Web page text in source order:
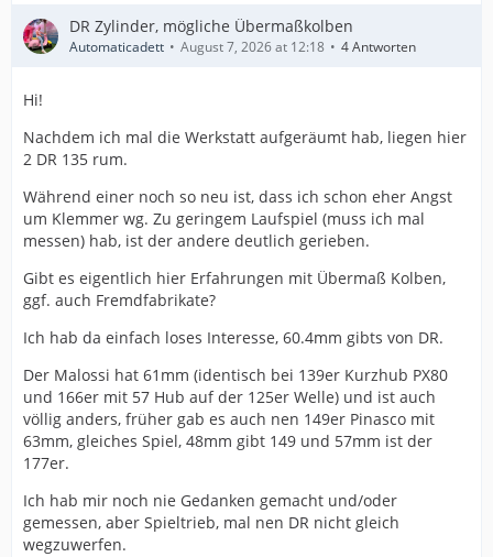
DR Zylinder, mögliche Übermaßkolben
Automaticadett August 7, 2026 at 12:18 4 Antworten
Hi!
Nachdem ich mal die Werkstatt aufgeräumt hab, liegen hier
2 DR 135 rum.
Während einer noch so neu ist, dass ich schon eher Angst
um Klemmer wg. Zu geringem Laufspiel (muss ich mal
messen) hab, ist der andere deutlich gerieben.
Gibt es eigentlich hier Erfahrungen mit Übermaß Kolben,
ggf. auch Fremdfabrikate?
Ich hab da einfach loses Interesse, 60.4mm gibts von DR.
Der Malossi hat 61mm (identisch bei 139er Kurzhub PX80
und 166er mit 57 Hub auf der 125er Welle) und ist auch
völlig anders, früher gab es auch nen 149er Pinasco mit
63mm, gleiches Spiel, 48mm gibt 149 und 57mm ist der
177er.
Ich hab mir noch nie Gedanken gemacht und/oder
gemessen, aber Spieltrieb, mal nen DR nicht gleich
wegzuwerfen.